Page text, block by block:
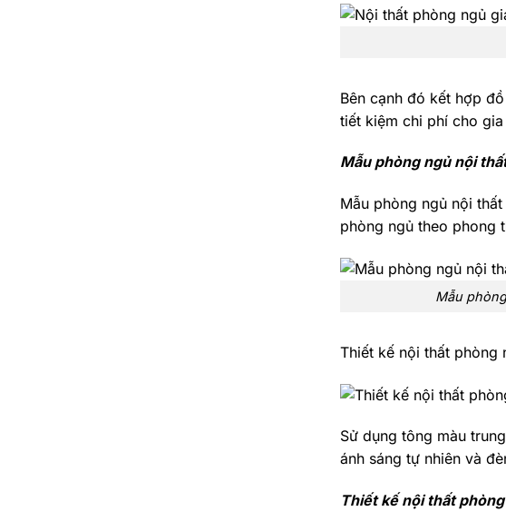
Bên cạnh đó kết hợp
tiết kiệm chi phí cho gia
Mẫu phòng ngủ nội
Mẫu phòng ngủ nội
phòng ngủ theo phong
Mẫu
Thiết kế nội thất phòng
Sử dụng tông màu
ánh sáng tự nhiên và
Thiết kế nội thất